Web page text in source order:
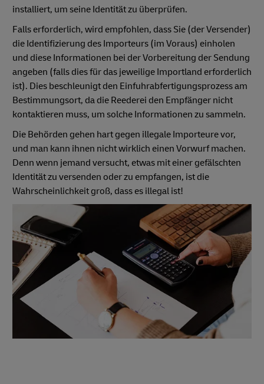
installiert, um seine Identität zu überprüfen.
Falls erforderlich, wird empfohlen, dass Sie (der Versender)
die Identifizierung des Importeurs (im Voraus) einholen
und diese Informationen bei der Vorbereitung der Sendung
angeben (falls dies für das jeweilige Importland erforderlich
ist). Dies beschleunigt den Einfuhrabfertigungsprozess am
Bestimmungsort, da die Reederei den Empfänger nicht
kontaktieren muss, um solche Informationen zu sammeln.
Die Behörden gehen hart gegen illegale Importeure vor,
und man kann ihnen nicht wirklich einen Vorwurf machen.
Denn wenn jemand versucht, etwas mit einer gefälschten
Identität zu versenden oder zu empfangen, ist die
Wahrscheinlichkeit groß, dass es illegal ist!